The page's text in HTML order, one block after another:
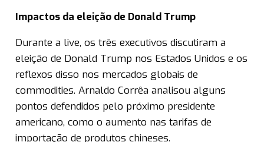
Impactos da eleição de Donald Trump
Durante a live, os três executivos discutiram a
eleição de Donald Trump nos Estados Unidos e os
reflexos disso nos mercados globais de
commodities. Arnaldo Corrêa analisou alguns
pontos defendidos pelo próximo presidente
americano, como o aumento nas tarifas de
importação de produtos chineses.